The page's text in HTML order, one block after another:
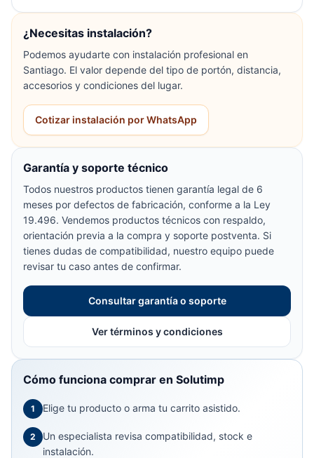
¿Necesitas instalación?
Podemos ayudarte con instalación profesional en
Santiago. El valor depende del tipo de portón, distancia,
accesorios y condiciones del lugar.
Cotizar instalación por WhatsApp
Garantía y soporte técnico
Todos nuestros productos tienen garantía legal de 6
meses por defectos de fabricación, conforme a la Ley
19.496. Vendemos productos técnicos con respaldo,
orientación previa a la compra y soporte postventa. Si
tienes dudas de compatibilidad, nuestro equipo puede
revisar tu caso antes de confirmar.
Consultar garantía o soporte
Ver términos y condiciones
Cómo funciona comprar en Solutimp
1 Elige tu producto o arma tu carrito asistido.
2
Un especialista revisa compatibilidad, stock e
instalación.